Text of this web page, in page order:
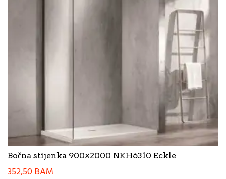
Bočna stijenka 900×2000 NKH6310 Eckle
352,50BAM